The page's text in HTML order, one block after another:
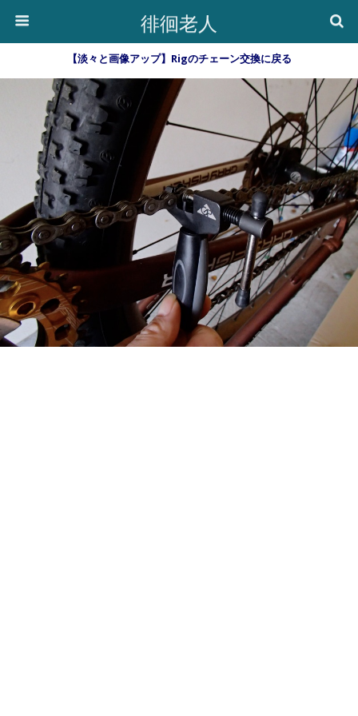
徘徊老人
【淡々と画像アップ】Rigのチェーン交換に戻る